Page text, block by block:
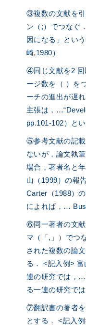
③複数の文献を引
ン（;）でつなぐ
因になる」とい
崎,1980）
④同じ文献を2 回
ージ数を（ ）を
ーチの進出が遅
主張は，
pp.101-102）と
⑤参考文献の記載
ないが，論文執
場合，著者名と
山（1999）の報
Carter（1988）
によれば，…
⑥同一著者の文献
マ（「,」）でつ
された複数の論
る． <記入例>
連の研究では，
る一連の研究で
⑦翻訳書の著者
とする． <記入